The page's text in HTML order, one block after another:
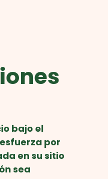
bajo el
por
en su sitio
sea